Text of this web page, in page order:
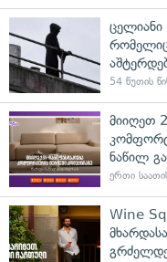
ცელიანი
რომელიც
54 წუთის
მიიღეთ
ნაწილ
ერთი
Wine